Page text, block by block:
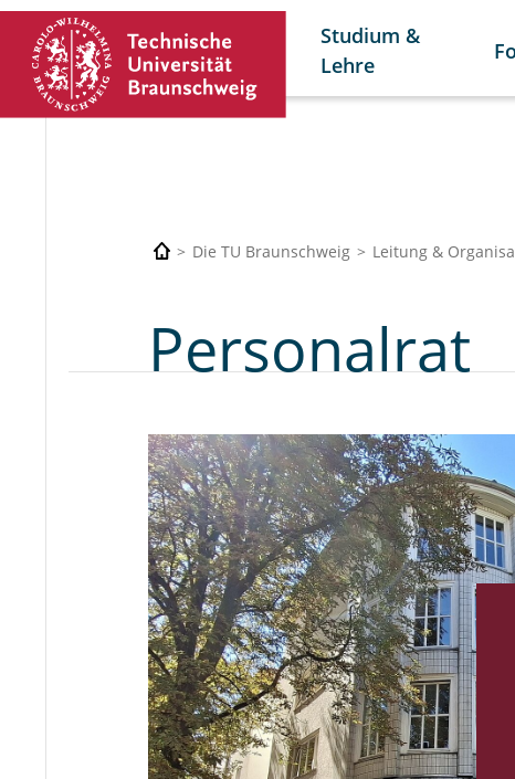
Studium &
Lehre
Die TU Braunschweig Leitung &
Personalrat